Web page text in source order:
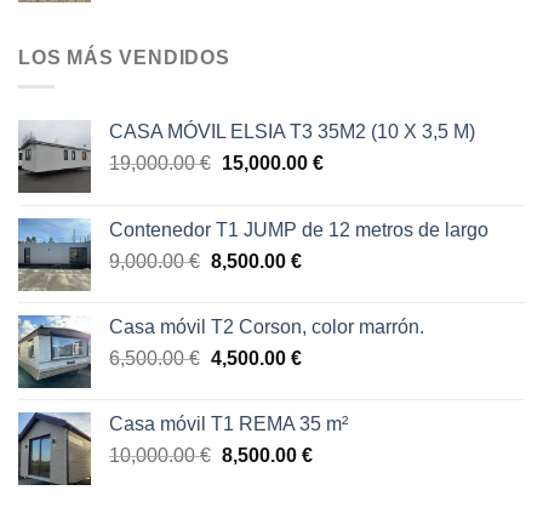
era:
LOS MÁS VENDIDOS
CASA MÓVIL ELSIA T3 35M2 (10 X 3,5 M)
19,000.00€ El
era:
19,000.00 €.
15,000.00 €El
es:
Contenedor T1 JUMP de 12 metros de largo
9,000.00€ El
era:
9,000.00 €.
8,500.00 €El
es:
8,500.00 €.
Casa móvil T2 Corson, color marrón.
6,500.00€ El
era:
6,500.00 €.
4,500.00 €El
es:
4,500.00 €.
Casa móvil T1 REMA 35 m²
10,000.00€ El
8,500.00 €El